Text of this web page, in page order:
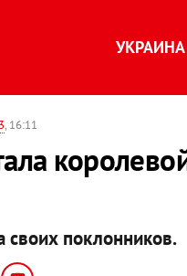
УКРАИНА
, 16:11
своих поклонников.